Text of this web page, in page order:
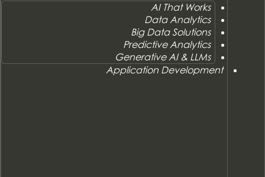
AI That Works
Data Analytics
Big Data Solutions
Predictive Analytics
Generative AI & LLMs
Application Development